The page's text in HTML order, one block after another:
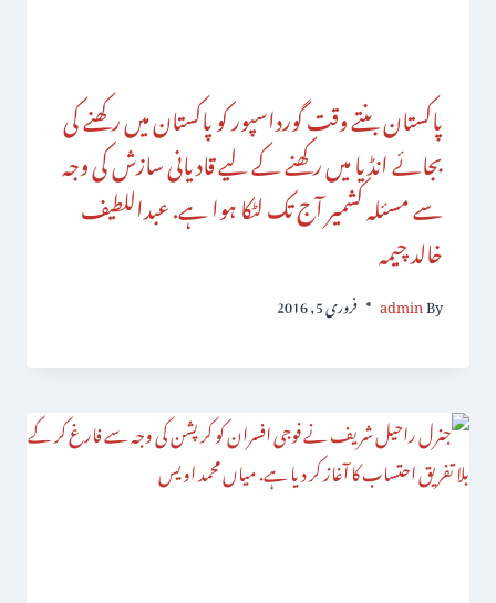
پاکستان بنتے وقت گورداسپور کو پاکستان میں رکھنے کی
بجائے انڈیا میں رکھنے کے لیے قادیانی سازش کی وجہ
سے مسئلہ کشمیر آج تک لٹکا ہوا ہے. عبداللطیف
خالد چیمہ
By
admin فروری 5, 2016